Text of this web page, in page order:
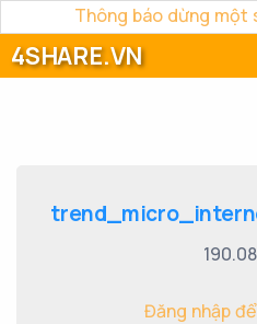
Thông báo dừng một
4SHARE.VN
Đăng nhập